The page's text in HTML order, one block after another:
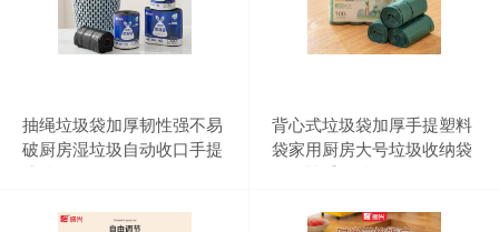
抽绳垃圾袋加厚韧性强不易
破厨房湿垃圾自动收口手提
背心式垃圾袋加厚手提塑料
袋家用厨房大号垃圾收纳袋